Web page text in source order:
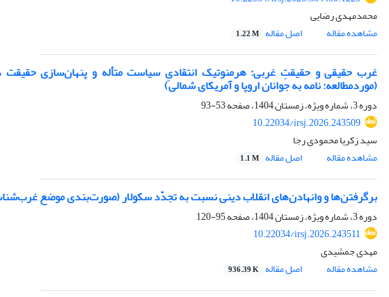
محمدمهدی رضایی
مشاهده مقاله
اصل مقاله 1.22 M
غرب حقیقی و حقیقتِ غربی: هرمنوتیک انتقادیِ سیاست متأله و پنهان‌سازی حقیقت
(موردمطالعه: نامه به جوانان اروپا و آمریکای شمالی)
دوره 3، شماره ویژه، زمستان 1404، صفحه
53-93
10.22034/irsj.2026.243509
سید زکریا محمودی رجا
مشاهده مقاله
اصل مقاله 1.1 M
برگرفتن‌ها و وانهادن‌های انقلاب دینی نسبت به تجدّد سکولار (صورت‌بندی موضع
دوره 3، شماره ویژه، زمستان 1404، صفحه
95-120
10.22034/irsj.2026.243511
مهدی جمشیدی
مشاهده مقاله
اصل مقاله 936.39 K